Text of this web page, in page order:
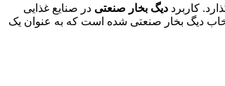
کاربرد دیگ بخار صنعتی در صنایع غذایی
دیگ بخار صنعتی شده است که به عنوان یک